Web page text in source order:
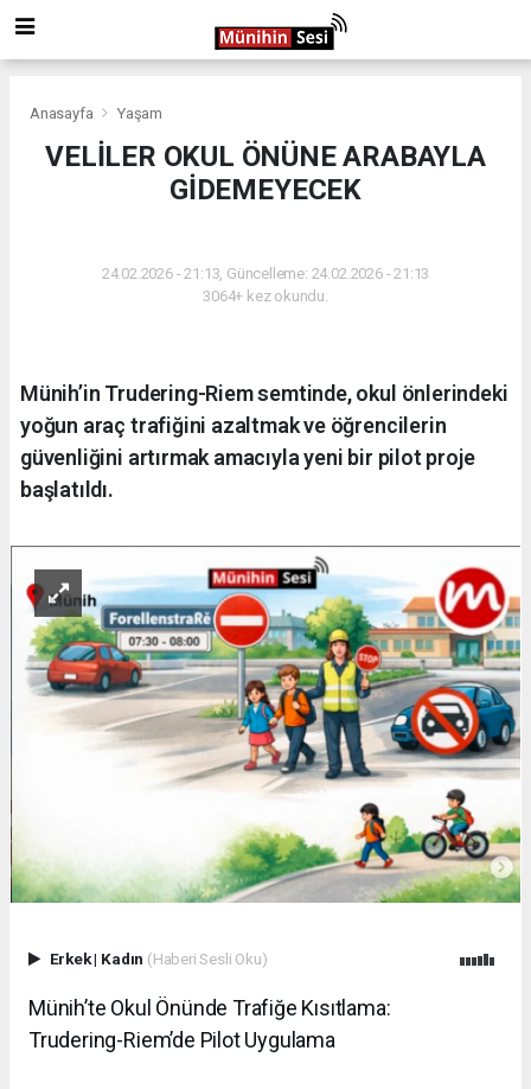
Anasayfa Yaşam
VELİLER OKUL ÖNÜNE ARABAYLA
GİDEMEYECEK
24.02.2026 - 21:13, Güncelleme: 24.02.2026 - 21:13
3064+ kez okundu.
Münih’in Trudering-Riem semtinde, okul önlerindeki
yoğun araç trafiğini azaltmak ve öğrencilerin
güvenliğini artırmak amacıyla yeni bir pilot proje
başlatıldı.
Erkek| Kadın (Haberi Sesli Oku)
Münih’te Okul Önünde Trafiğe Kısıtlama:
Trudering-Riem’de Pilot Uygulama